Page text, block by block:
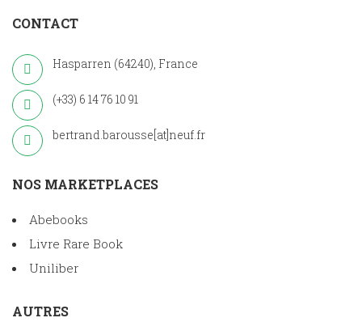
CONTACT
Hasparren (64240), France
(+33) 6 14 76 10 91
bertrand.barousse[at]neuf.fr
NOS MARKETPLACES
Abebooks
Livre Rare Book
Uniliber
AUTRES